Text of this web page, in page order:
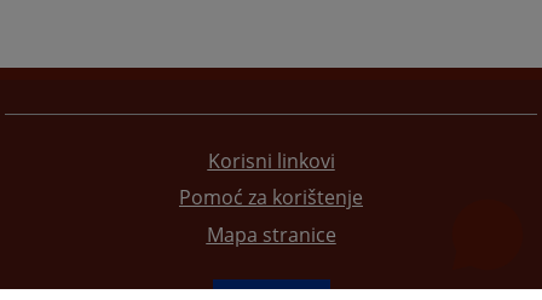
Korisni linkovi
Pomoć za korištenje
Mapa stranice